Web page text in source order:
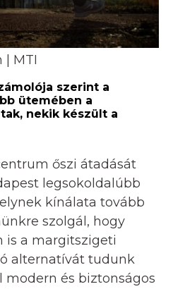
| MTI
szerint a
ütemében a
nekik készült a
őszi átadását
legsokoldalúbb
kínálata tovább
szolgál, hogy
is a margitszigeti
alternatívát tudunk
modern és biztonságos